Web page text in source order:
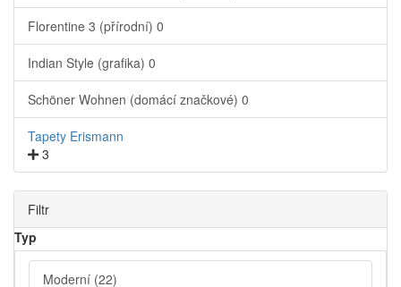
Florentine 3 (přírodní) 0
Indian Style (grafika) 0
Schöner Wohnen (domácí značkové) 0
Tapety Erismann
3
Filtr
Typ
Moderní (22)